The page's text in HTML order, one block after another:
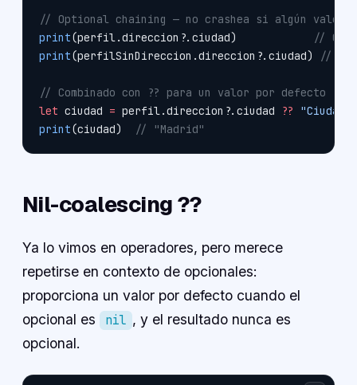
// Optional chaining — no crashea si algún valor
print(perfil.direccion ?.ciudad)
//
print(perfilSinDireccion.direccion ?.ciudad) // nil
// Combinado con ?? para un valor por defecto
let ciudad = perfil.direccion ?.ciudad ??
"Ciudad
print(ciudad) // "Madrid"
Nil-coalescing ??
Ya lo vimos en operadores, pero merece
repetirse en contexto de opcionales:
proporciona un valor por defecto cuando el
opcional es
nil , y el resultado nunca es
opcional.